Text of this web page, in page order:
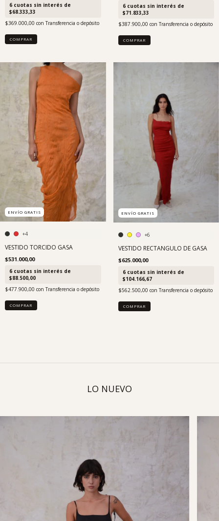
$369.000,00 con Transferencia o depósito
6 cuotas sin interés de
$68.333,33
COMPRAR
$387.900,00 con Transferencia o depósito
6 cuotas sin interés de
$71.833,33
COMPRAR
ENVÍO GRATIS
VESTIDO TORCIDO GASA
$531.000,00
$477.900,00 con Transferencia o depósito
+4
6 cuotas sin interés de
$88.500,00
COMPRAR
ENVÍO GRATIS
VESTIDO RECTANGULO DE GASA
$625.000,00
$562.500,00 con Transferencia o depósito
+6
6 cuotas sin interés de
$104.166,67
COMPRAR
LO NUEVO